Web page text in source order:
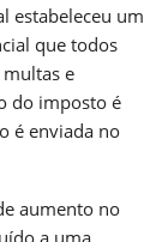
estabeleceu um
que todos
e
do imposto é
é enviada no
aumento no
a uma